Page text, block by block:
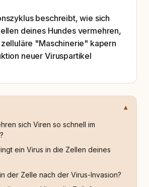
beschreibt, wie sich
deines Hundes vermehren,
"Maschinerie" kapern
neuer Viruspartikel
sich Viren so schnell im
ein Virus in die Zellen deines
der Zelle nach der Virus-Invasion?